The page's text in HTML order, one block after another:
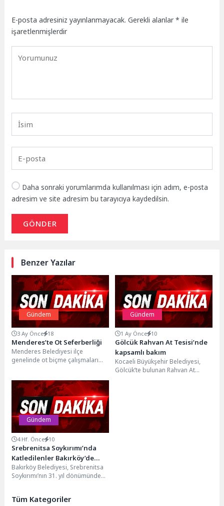
E-posta adresiniz yayınlanmayacak. Gerekli alanlar* ile
işaretlenmişlerdir
Daha sonraki yorumlarımda kullanılması için adım, e-posta
adresim ve site adresim bu tarayıcıya kaydedilsin.
GÖNDER
Benzer Yazılar
Gündem
3 Ay Önce 18
Menderes’te Ot Seferberliği
Menderes Belediyesi ilçe
genelinde ot biçme çalışmaları
Gündem
1 Ay Önce 10
Gölcük Rahvan At Tesisi’nde
kapsamlı bakım
Kocaeli Büyükşehir Belediyesi,
Gölcük’te bulunan Rahvan At
Gündem
4 Hf. Önce 10
Srebrenitsa Soykırımı’nda
Katledilenler Bakırköy’de
Unutulmadı
Bakırköy Belediyesi, Srebrenitsa
Soykırımı’nın 31. yıl dönümünde
8...
Tüm Kategoriler